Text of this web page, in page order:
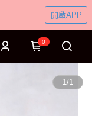
開啟APP
0
1/1